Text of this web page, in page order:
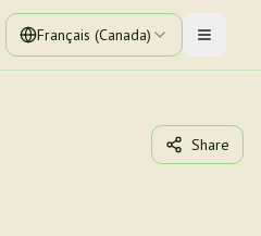
Français (Canada) Toggle
Share